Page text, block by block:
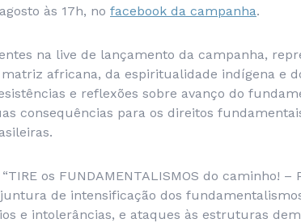
às 17h, no facebook da campanha.
na live de lançamento da campanha,
matriz africana, da espiritualidade indígena e
e reflexões sobre avanço do
consequências para os direitos
os FUNDAMENTALISMOS do caminho!
de intensificação dos
e intolerâncias, e ataques às estruturas